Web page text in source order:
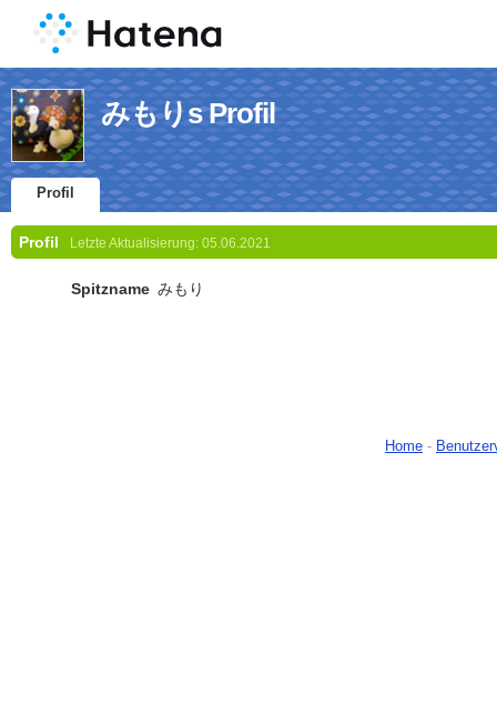
みもりs Profil
Profil
Profil Letzte Aktualisierung: 05.06.2021
Spitzname みもり
Home -